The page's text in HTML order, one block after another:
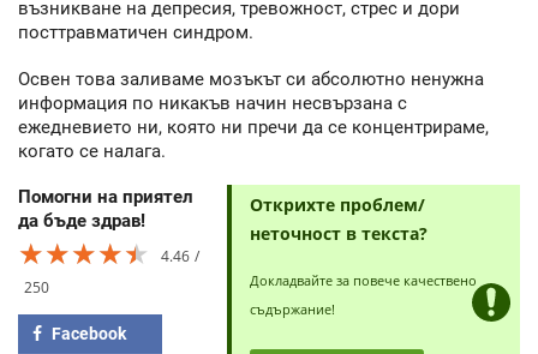
възникване на депресия, тревожност, стрес и дори
посттравматичен синдром.
Освен това заливаме мозъкът си абсолютно ненужна
информация по никакъв начин несвързана с
ежедневието ни, която ни пречи да се концентрираме,
когато се налага.
Помогни на приятел
да бъде здрав!
★★★★★
★★★★★
★★★★★
4.46
250
Facebook
Открихте проблем/
неточност в текста?
Докладвайте за повече качествено
съдържание!